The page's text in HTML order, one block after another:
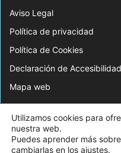
Aviso Legal
Política de privacidad
Política de Cookies
Declaración de Accesibilidad
Mapa web
© 2026 Web Desarrollada por el
Utilizamos cookies para
nuestra web.
Puedes aprender más
cambiarlas en los ajustes.